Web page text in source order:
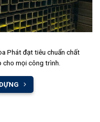
Phát đạt tiêu chuẩn chất
cho mọi công trình.